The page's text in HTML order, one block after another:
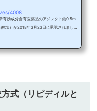
4008
有効成分含有医薬品のアジレクト錠0.5m
塩）が2018年3月23日に承認されまし
常、成人にはラサギリンとして1mgを1
式（リピディルと